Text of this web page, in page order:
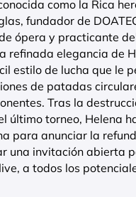
como la Rica
fundador de
ópera y practicante
refinada elegancia de
estilo de lucha que le
de patadas
Tras la
último torneo, Helena
para anunciar la
una invitación abierta
a todos los